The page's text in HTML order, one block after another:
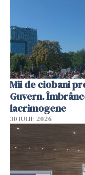
Mii de ciobani
Guvern.
lacrimogene
30 IULIE 2026